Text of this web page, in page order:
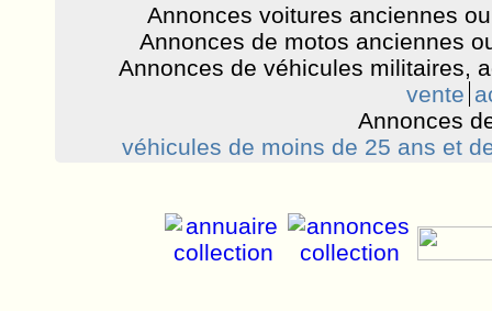
Annonces voitures anciennes
Annonces de motos anciennes
Annonces de véhicules militaires,
vente
Annonces
véhicules de moins de 25 ans et